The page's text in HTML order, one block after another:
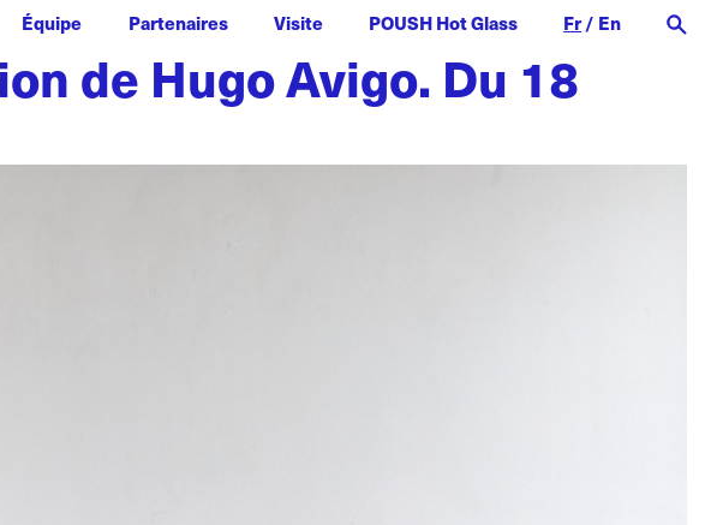
Équipe Partenaires Visite POUSH Hot Glass Fr/ En
de Hugo Avigo. Du 18